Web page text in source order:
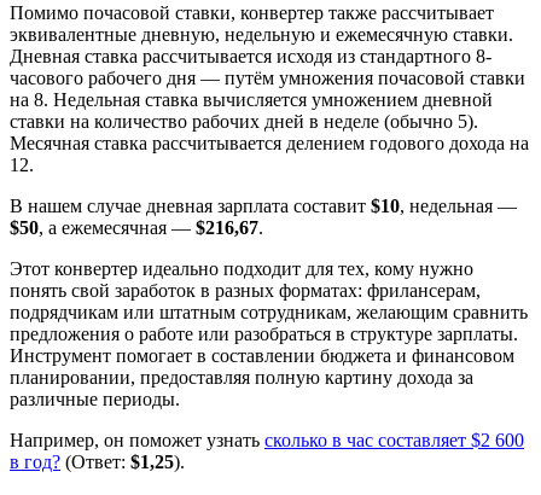
Помимо почасовой ставки, конвертер также рассчитывает
эквивалентные дневную, недельную и ежемесячную ставки.
Дневная ставка рассчитывается исходя из стандартного 8-
часового рабочего дня — путём умножения почасовой ставки
на 8. Недельная ставка вычисляется умножением дневной
ставки на количество рабочих дней в неделе (обычно 5).
Месячная ставка рассчитывается делением годового дохода на
12.
В нашем случае дневная зарплата составит $10, недельная —
$50, а ежемесячная — $216,67.
Этот конвертер идеально подходит для тех, кому нужно
понять свой заработок в разных форматах: фрилансерам,
подрядчикам или штатным сотрудникам, желающим сравнить
предложения о работе или разобраться в структуре зарплаты.
Инструмент помогает в составлении бюджета и финансовом
планировании, предоставляя полную картину дохода за
различные периоды.
Например, он поможет узнать сколько в час составляет $2 600
в год? (Ответ: $1,25).